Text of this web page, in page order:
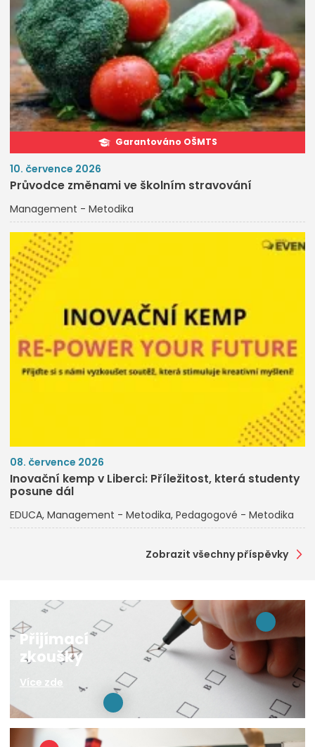
Garantováno OŠMTS
10. července 2026
Průvodce změnami ve školním stravování
Management - Metodika
08. července 2026
Inovační kemp v Liberci: Příležitost, která studenty
posune dál
EDUCA Management - Metodika Pedagogové - Metodika
Zobrazit všechny příspěvky
Přijímací
zkoušky
Více zde